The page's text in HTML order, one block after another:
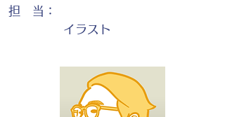
担 当：
イラスト